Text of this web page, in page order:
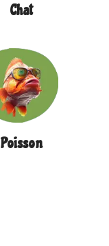
Chat
Poisson